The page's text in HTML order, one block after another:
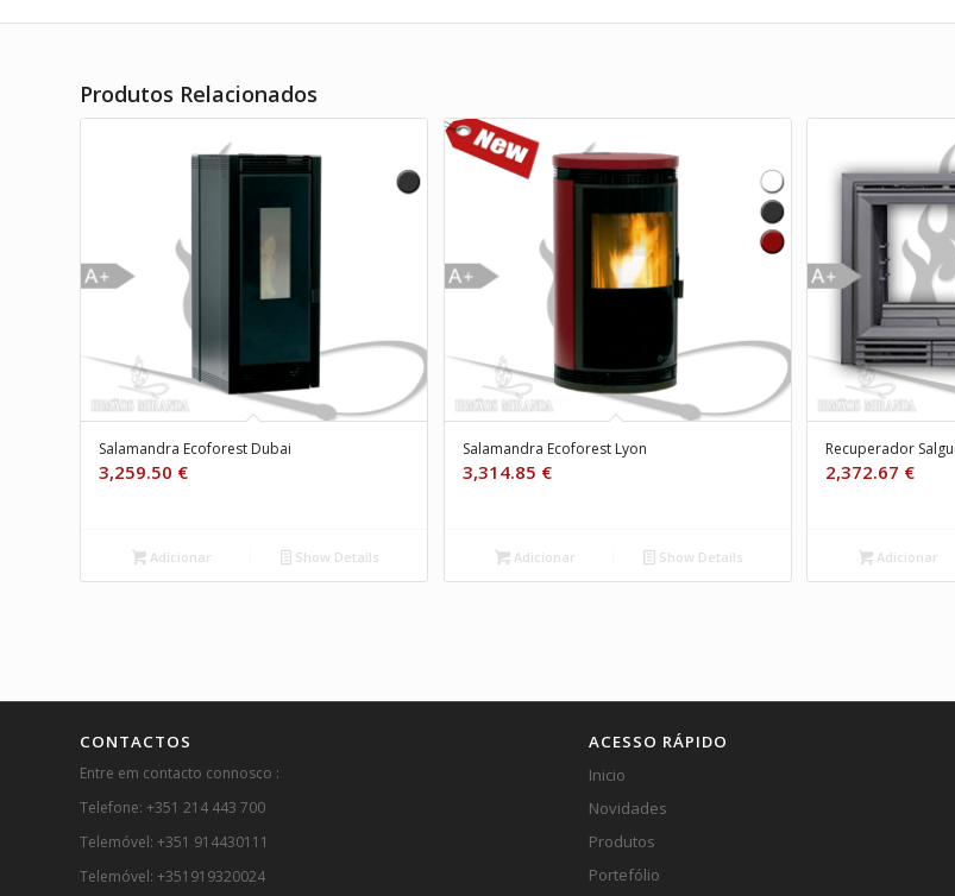
Produtos Relacionados
Salamandra Ecoforest Dubai
3,259.50 €
Adicionar Show Details
Salamandra Ecoforest Lyon
3,314.85 €
Adicionar Show Details
Recuperador
2,372.67 €
Adicionar
CONTACTOS
Entre em contacto connosco :
Telefone: +351 214 443 700
Telemóvel: +351 914430111
Telemóvel: +351919320024
ACESSO RÁPIDO
Inicio
Novidades
Produtos
Portefólio